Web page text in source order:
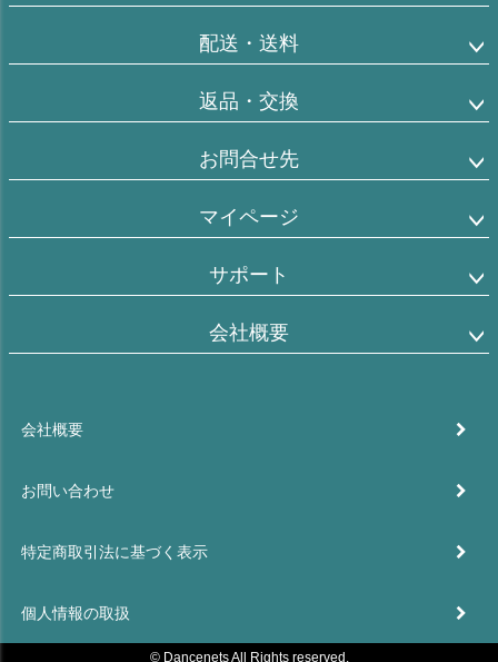
配送・送料
返品・交換
お問合せ先
マイページ
サポート
会社概要
会社概要
お問い合わせ
特定商取引法に基づく表示
個人情報の取扱
© Dancenets All Rights reserved.